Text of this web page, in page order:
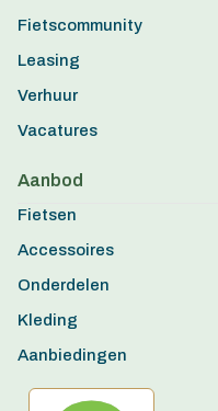
Fietscommunity
Leasing
Verhuur
Vacatures
Aanbod
Fietsen
Accessoires
Onderdelen
Kleding
Aanbiedingen